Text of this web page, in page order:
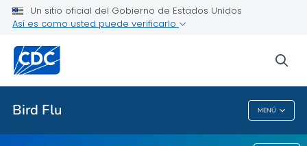
Un sitio oficial del Gobierno de Estados Unidos
Así es como usted puede verificarlo
Bird Flu MENÚ
Signos y síntomas
Temas relacionados
Bird Flu